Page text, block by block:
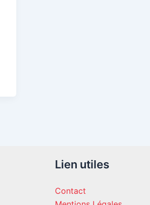
Lien utiles
Contact